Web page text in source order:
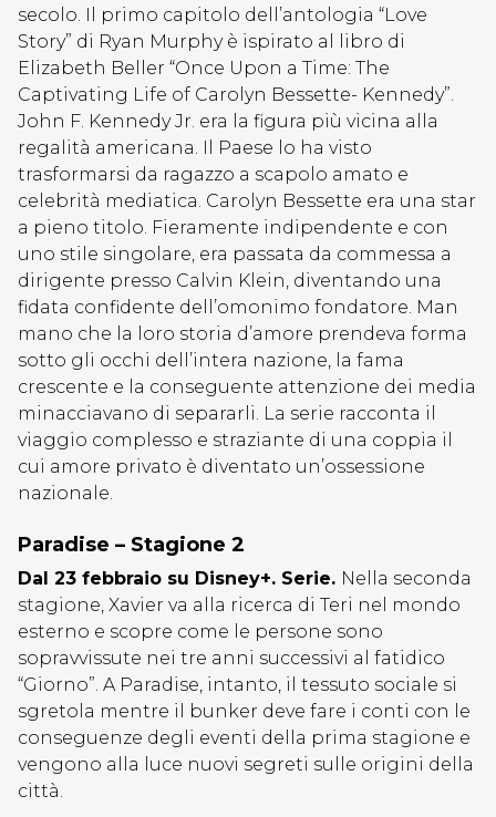
secolo. Il primo capitolo dell’antologia “Love
Story” di Ryan Murphy è ispirato al libro di
Elizabeth Beller “Once Upon a Time: The
Captivating Life of Carolyn Bessette- Kennedy”.
John F. Kennedy Jr. era la figura più vicina alla
regalità americana. Il Paese lo ha visto
trasformarsi da ragazzo a scapolo amato e
celebrità mediatica. Carolyn Bessette era una star
a pieno titolo. Fieramente indipendente e con
uno stile singolare, era passata da commessa a
dirigente presso Calvin Klein, diventando una
fidata confidente dell’omonimo fondatore. Man
mano che la loro storia d’amore prendeva forma
sotto gli occhi dell’intera nazione, la fama
crescente e la conseguente attenzione dei media
minacciavano di separarli. La serie racconta il
viaggio complesso e straziante di una coppia il
cui amore privato è diventato un’ossessione
nazionale.
Paradise – Stagione 2
Dal 23 febbraio su Disney+. Serie. Nella seconda
stagione, Xavier va alla ricerca di Teri nel mondo
esterno e scopre come le persone sono
sopravvissute nei tre anni successivi al fatidico
“Giorno”. A Paradise, intanto, il tessuto sociale si
sgretola mentre il bunker deve fare i conti con le
conseguenze degli eventi della prima stagione e
vengono alla luce nuovi segreti sulle origini della
città.